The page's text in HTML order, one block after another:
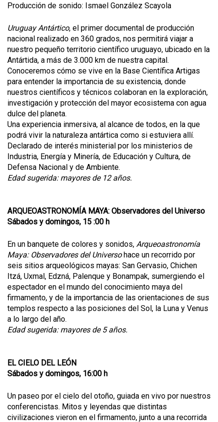
Producción de sonido: Ismael González Scayola
Uruguay Antártico, el primer documental de producción
nacional realizado en 360 grados, nos permitirá viajar a
nuestro pequeño territorio científico uruguayo, ubicado en la
Antártida, a más de 3.000 km de nuestra capital.
Conoceremos cómo se vive en la Base Científica Artigas
para entender la importancia de su existencia, donde
nuestros científicos y técnicos colaboran en la exploración,
investigación y protección del mayor ecosistema con agua
dulce del planeta.
Una experiencia inmersiva, al alcance de todos, en la que
podrá vivir la naturaleza antártica como si estuviera allí.
Declarado de interés ministerial por los ministerios de
Industria, Energía y Minería, de Educación y Cultura, de
Defensa Nacional y de Ambiente.
Edad sugerida: mayores de 12 años.
ARQUEOASTRONOMÍA MAYA: Observadores del Universo
Sábados y domingos, 15 :00 h
En un banquete de colores y sonidos, Arqueoastronomía
Maya: Observadores del Universohace un recorrido por
seis sitios arqueológicos mayas: San Gervasio, Chichen
Itzá, Uxmal, Edzná, Palenque y Bonampak, sumergiendo el
espectador en el mundo del conocimiento maya del
firmamento, y de la importancia de las orientaciones de sus
templos respecto a las posiciones del Sol, la Luna y Venus
a lo largo del año.
Edad sugerida: mayores de 5 años.
EL CIELO DEL LEÓN
Sábados y domingos, 16:00 h
Un paseo por el cielo del otoño, guiada en vivo por nuestros
conferencistas. Mitos y leyendas que distintas
civilizaciones vieron en el firmamento, junto a una recorrida